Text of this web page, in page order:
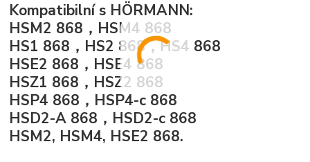
Kompatibilní s HÖRMANN:
HSM2 868，HSM4 868
HS1 868，HS2 868，HS4 868
HSE2 868，HSE4 868
HSZ1 868，HSZ2 868
HSP4 868，HSP4-c 868
HSD2-A 868，HSD2-c 868
HSM2, HSM4, HSE2 868.